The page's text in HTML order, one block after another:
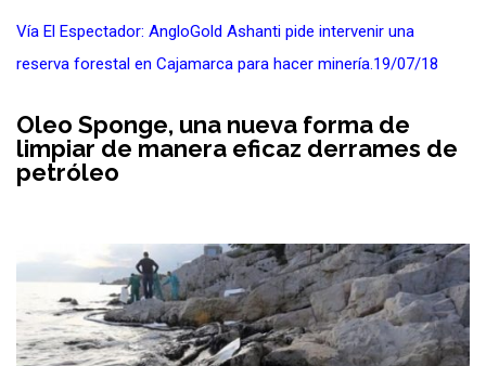
Vía El Espectador: AngloGold Ashanti pide intervenir una
reserva forestal en Cajamarca para hacer minería.19/07/18
Oleo Sponge, una nueva forma de
limpiar de manera eficaz derrames de
petróleo